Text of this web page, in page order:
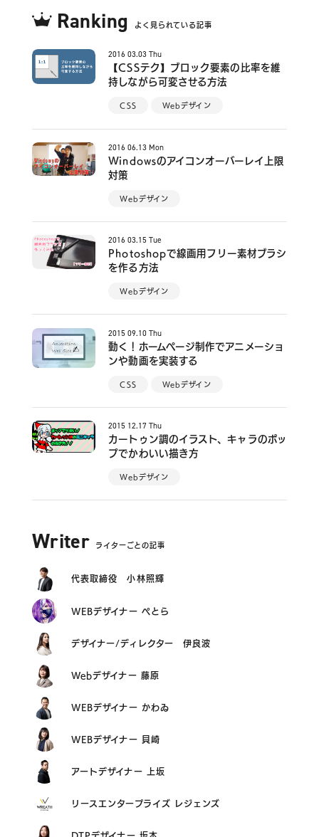
Ranking よく見られている記事
2016 03.03 Thu
【CSSテク】ブロック要素の比率を維
持しながら可変させる方法
CSS Webデザイン
2016 06.13 Mon
Windowsのアイコンオーバーレイ上限
対策
Webデザイン
2016 03.15 Tue
Photoshopで線画用フリー素材ブラシ
を作る方法
Webデザイン
2015 09.10 Thu
動く！ホームページ制作でアニメーショ
ンや動画を実装する
CSS Webデザイン
2015 12.17 Thu
カートゥン調のイラスト、キャラのポッ
プでかわいい描き方
Webデザイン
Writer ライターごとの記事
代表取締役 小林照輝
WEBデザイナー ぺとら
デザイナー/ディレクター 伊良波
Webデザイナー 藤原
WEBデザイナー かわゐ
WEBデザイナー 貝崎
アートデザイナー 上坂
リースエンタープライズ レジェンズ